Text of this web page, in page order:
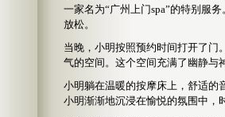
一家名为“广州上门spa”的特别服
放松。
当晚，小明按照预约时间打开了门
气的空间。这个空间充满了幽静与
小明躺在温暖的按摩床上，舒适的
小明渐渐地沉浸在愉悦的氛围中，